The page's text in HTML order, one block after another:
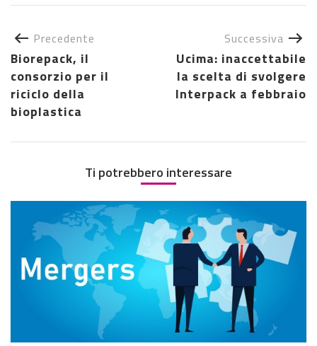
Precedente
Biorepack, il
consorzio per il
riciclo della
bioplastica
Successiva
Ucima: inaccettabile
la scelta di svolgere
Interpack a febbraio
Ti potrebbero interessare